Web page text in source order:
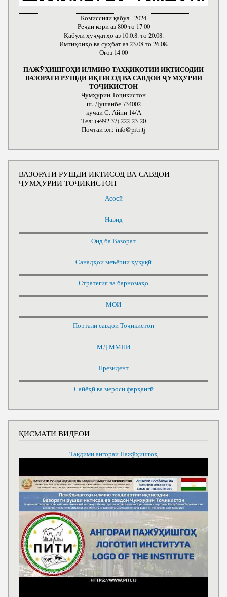
Комиссияи қабул - 2024
Реҷаи корӣ аз 800 то 17 00
Қабули ҳуҷҷатҳо аз 10.0.8. то 20.08.
Имтиҳонҳо ва суҳбат аз 23.08 то 26.08.
Оғоз 14 00
ПАЖӮҲИШГОҲИ ИЛМИЮ ТАҲҚИҚОТИИ ИҚТИСОДИИ
ВАЗОРАТИ РУШДИ ИҚТИСОД ВА САВДОИ ҶУМҲУРИИ
ТОҶИКИСТОН
Ҷумҳурии Тоҷикистон
ш. Душанбе 734002
кӯчаи С. Айнӣ 14/А
Тел: (+992 37) 222-23-20
Почтаи эл.: info@piti.tj
ВАЗОРАТИ РУШДИ ИҚТИСОД ВА САВДОИ
ҶУМҲУРИИ ТОҶИКИСТОН
Асосӣ
Навид
Оид ба Вазорат
Санадҳои меъёрии ҳуқуқӣ
Стратегия ва барномаҳо
МОИ
Портали савдои Тоҷикистон
МД ММПИ
Президент
Сайёҳӣ ва мероси фарҳангӣ
ҚИСМАТИ ВИДЕОӢ
Тақдими ангораи Пажӯҳишгоҳ